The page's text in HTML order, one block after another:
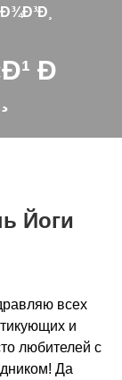
Ð
Йоги
всех
и
любителей с
Да